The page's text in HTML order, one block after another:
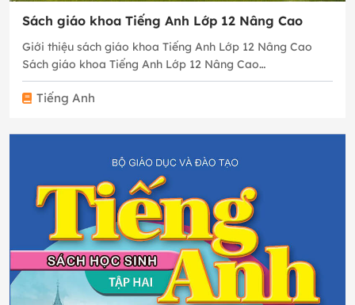
Sách giáo khoa Tiếng Anh Lớp 12 Nâng Cao
Giới thiệu sách giáo khoa Tiếng Anh Lớp 12 Nâng Cao
Sách giáo khoa Tiếng Anh Lớp 12 Nâng Cao…
Tiếng Anh